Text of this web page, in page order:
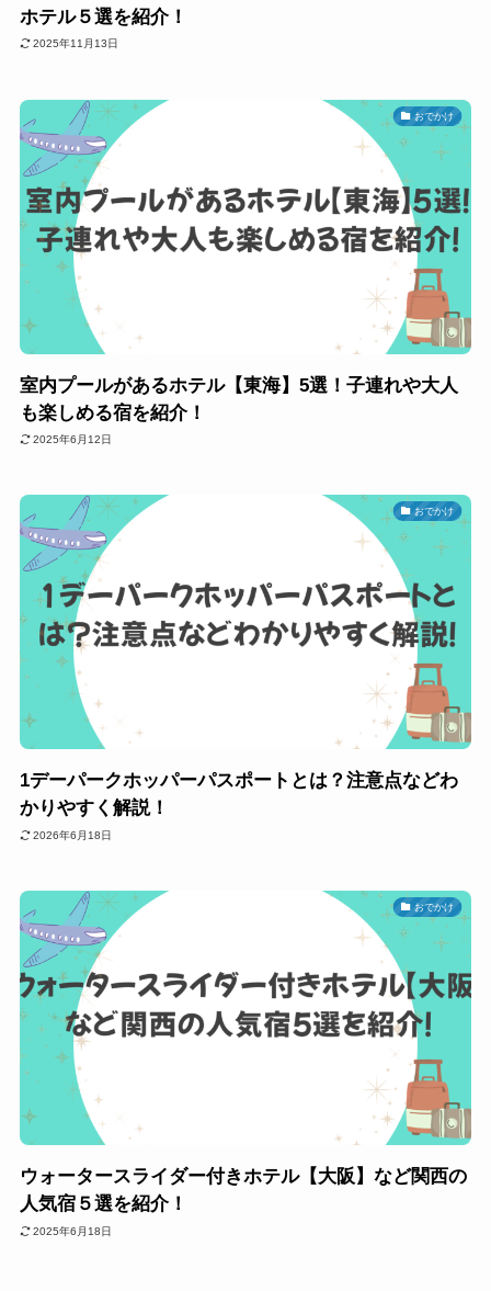
ホテル５選を紹介！
2025年11月13日
おでかけ
室内プールがあるホテル【東海】5選！子連れや大人
も楽しめる宿を紹介！
2025年6月12日
おでかけ
1デーパークホッパーパスポートとは？注意点などわ
かりやすく解説！
2026年6月18日
おでかけ
ウォータースライダー付きホテル【大阪】など関西の
人気宿５選を紹介！
2025年6月18日